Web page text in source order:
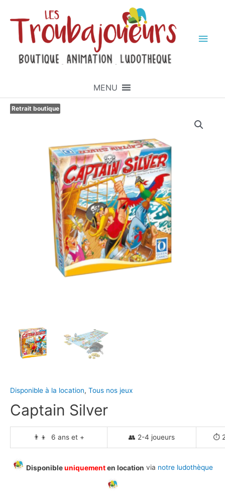
MENU
Retrait boutique
Disponible à la location, Tous nos jeux
Captain Silver
👨‍👦 6 ans et + 👥 2-4 joueurs ⏱️
Disponibleuniquementen location via notre ludothèque